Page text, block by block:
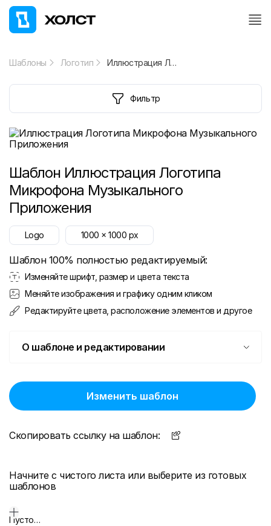
Шаблоны Логотип Иллюстрация Логотипа Микрофона Музыкального Приложения
Фильтр
Шаблон Иллюстрация Логотипа
Микрофона Музыкального
Приложения
Logo 1000 x1000 px
Шаблон 100% полностью редактируемый:
Изменяйте шрифт, размер и цвета текста
Меняйте изображения и графику одним кликом
Редактируйте цвета, расположение элементов и другое
О шаблоне и редактировании
Изменить шаблон
Скопировать ссылку на шаблон:
Начните с чистого листа или выберите из готовых
шаблонов
Пустой дизайн-макет